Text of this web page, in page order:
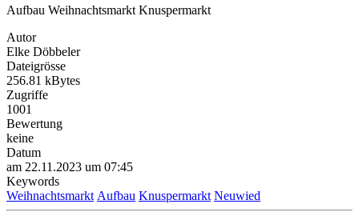
Aufbau Weihnachtsmarkt Knuspermarkt
Autor
Elke Döbbeler
Dateigrösse
256.81 kBytes
Zugriffe
1001
Bewertung
keine
Datum
am 22.11.2023 um 07:45
Keywords
Weihnachtsmarkt Aufbau Knuspermarkt Neuwied